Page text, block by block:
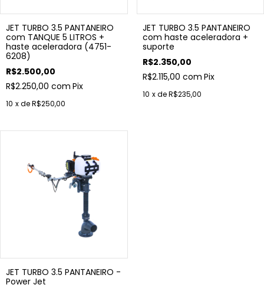
JET TURBO 3.5 PANTANEIRO
com TANQUE 5 LITROS +
haste aceleradora (4751-
6208)
R$2.500,00
R$2.250,00 com Pix
10 x deR$250,00
JET TURBO 3.5 PANTANEIRO
com haste aceleradora +
suporte
R$2.350,00
R$2.115,00 com Pix
10 x deR$235,00
JET TURBO 3.5 PANTANEIRO -
Power Jet